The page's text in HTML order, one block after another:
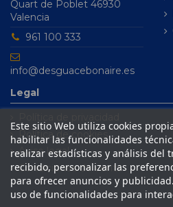
Quart de Poblet 46930
Valencia
961 100 333
info@desguacebonaire.es
Legal
Política de cookies
Aviso legal
Condiciones de venta
Este sitio Web utiliza cookies
habilitar las funcionalidades
realizar estadísticas y análisis del
recibido, personalizar las
para ofrecer anuncios y
uso de funcionalidades para